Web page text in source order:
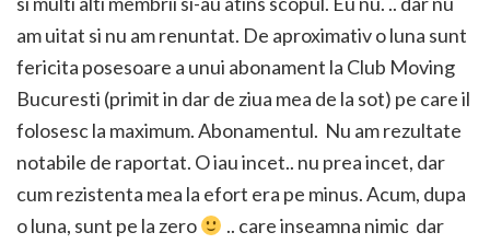
am uitat si nu am renuntat. De aproximativ o luna sunt
fericita posesoare a unui abonament la Club Moving
Bucuresti (primit in dar de ziua mea de la sot) pe care il
folosesc la maximum. Abonamentul. Nu am rezultate
notabile de raportat. O iau incet.. nu prea incet, dar
cum rezistenta mea la efort era pe minus. Acum, dupa
o luna, sunt pe la zero
.. care inseamna nimic dar